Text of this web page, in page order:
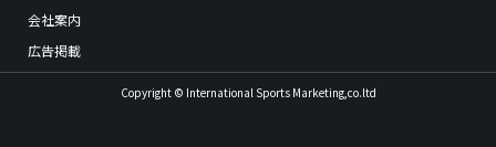
会社案内
広告掲載
Copyright © International Sports Marketing,co.ltd